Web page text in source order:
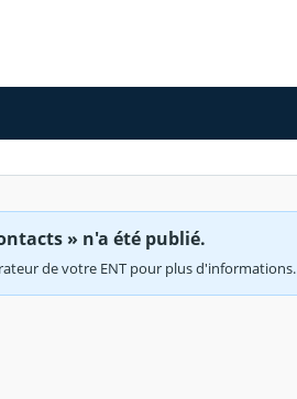
» n'a été publié.
de votre ENT pour plus d'informations.